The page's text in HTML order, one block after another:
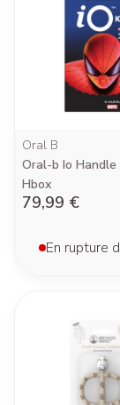
Oral B
Oral-b Io Handle
Hbox
79,99 €
En rupture